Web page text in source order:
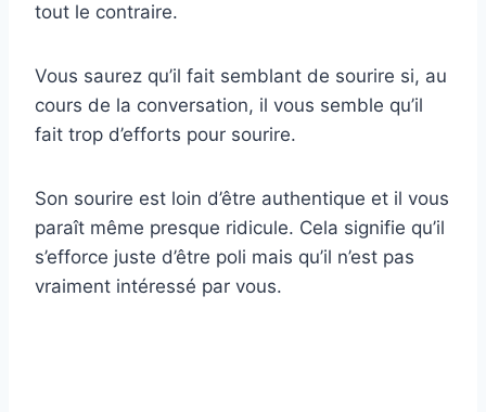
tout le contraire.
Vous saurez qu’il fait semblant de sourire si, au
cours de la conversation, il vous semble qu’il
fait trop d’efforts pour sourire.
Son sourire est loin d’être authentique et il vous
paraît même presque ridicule. Cela signifie qu’il
s’efforce juste d’être poli mais qu’il n’est pas
vraiment intéressé par vous.